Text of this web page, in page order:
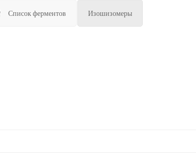
Список ферментов Изошизомеры